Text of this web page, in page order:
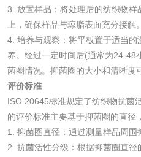
3. 放置样品：将处理后的纺织物
上，确保样品与琼脂表面充分接触。
4. 培养与观察：将平板置于适当
养。经过一定时间后(通常为24-48
菌圈情况。抑菌圈的大小和清晰度
评价标准
ISO 20645标准规定了纺织物抗菌
的评价标准主要基于抑菌圈的直径
1. 抑菌圈直径：通过测量样品周围
2. 抗菌活性分级：根据抑菌圈直
水处理剂
水处理药
工业乳状氢
检测
三氯异氰尿